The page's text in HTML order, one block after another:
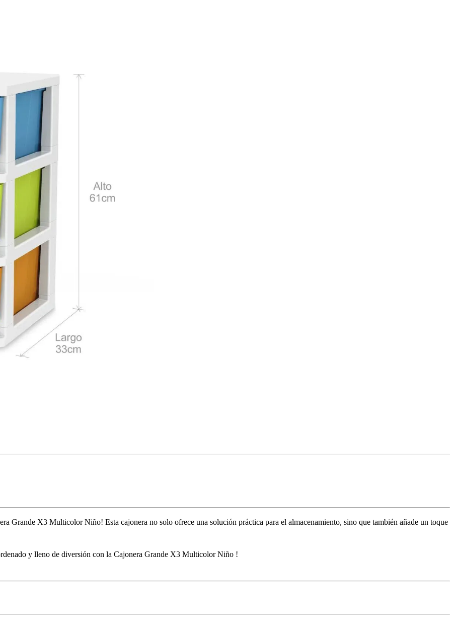
Grande X3 Multicolor Niño! Esta cajonera no solo ofrece una solución práctica para el almacenamiento, sino que también añade un toque
hijos en un espacio ordenado y lleno de diversión con la Cajonera Grande X3 Multicolor Niño !